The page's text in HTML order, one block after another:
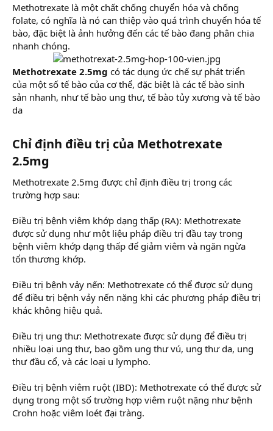
Methotrexate là một chất chống chuyển hóa và chống
folate, có nghĩa là nó can thiệp vào quá trình chuyển hóa tế
bào, đặc biệt là ảnh hưởng đến các tế bào đang phân chia
nhanh chóng.
Methotrexate 2.5mg có tác dụng ức chế sự phát triển
của một số tế bào của cơ thể, đặc biệt là các tế bào sinh
sản nhanh, như tế bào ung thư, tế bào tủy xương và tế bào
da
Chỉ định điều trị của Methotrexate
2.5mg
Methotrexate 2.5mg được chỉ định điều trị trong các
trường hợp sau:
Điều trị bệnh viêm khớp dạng thấp (RA): Methotrexate
được sử dụng như một liệu pháp điều trị đầu tay trong
bệnh viêm khớp dạng thấp để giảm viêm và ngăn ngừa
tổn thương khớp.
Điều trị bệnh vảy nến: Methotrexate có thể được sử dụng
để điều trị bệnh vảy nến nặng khi các phương pháp điều trị
khác không hiệu quả.
Điều trị ung thư: Methotrexate được sử dụng để điều trị
nhiều loại ung thư, bao gồm ung thư vú, ung thư da, ung
thư đầu cổ, và các loại u lympho.
Điều trị bệnh viêm ruột (IBD): Methotrexate có thể được sử
dụng trong một số trường hợp viêm ruột nặng như bệnh
Crohn hoặc viêm loét đại tràng.